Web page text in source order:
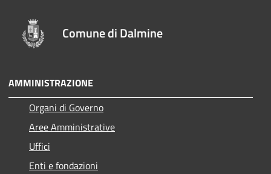
Comune di Dalmine
AMMINISTRAZIONE
Organi di Governo
Aree Amministrative
Uffici
Enti e fondazioni